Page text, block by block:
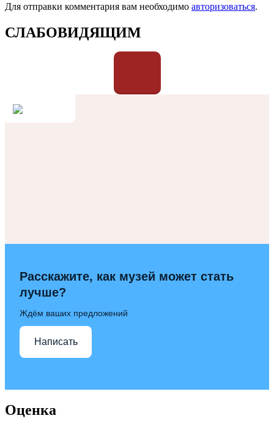
Для отправки комментария вам необходимо авторизоваться.
СЛАБОВИДЯЩИМ
Расскажите, как музей может стать
лучше?
Ждём ваших предложений
Написать
Оценка